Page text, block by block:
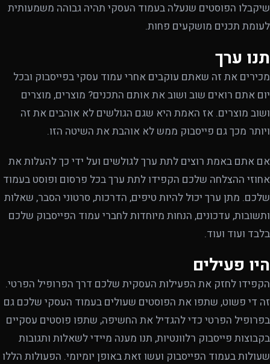
שיקבלו הפוסטים שנעלה בעמוד העסקי תהיה גבוהה משמעותית
לעומת תכנים מושקעים פחות.
תנו ערך
מכירים את זה שאתם עוקבים אחרי עמוד עסקי בפייסבוק ובכל
יום אתם רואים שוב ושוב את אותם התכנים? מוצרים, מוצרים
ושוב מוצרים. אז האמת היא שגם הגולשים לא אוהבים את זה
ויותר מכך גם פייסבוק ממש לא אוהבת את השיטה הזו.
אם אתם באמת רוצים לתת ערך לגולשים ועל ידי כך להעלות את
אחוזי ההצלחה שלכם הקפידו לתת ערך בכל פרסום ופוסט בעמוד
שלכם. מתן ערך יכול להיות טיפים, הדרכות, סרטוני הסבר, שאלות
ותשובות, עדכונים, הנחות מיוחדות לחברי עמוד הפייסבוק שלכם
בלבד ועוד ועוד.
היו פעילים
הקפידו לחזק את הפעילות העסקית שלכם דרך הפרופיל הפרטי.
זה די פשוט, שתפו את הפוסטים שעולים בעמוד העסקי שלכם גם
בפרופיל הפרטי כדי להגדיל את החשיפה, שתפו פוסטים עסקיים
בקבוצות פייסבוק רלוונטיות, תנו מענה מיידי לשאלות ותגובות
שעולות בעמוד הפייסבוק ועשו זאת באופן יומיומי. הפעולות הללו